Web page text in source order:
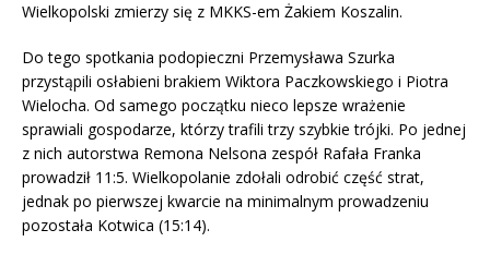
Wielkopolski zmierzy się z MKKS-em Żakiem Koszalin.
Do tego spotkania podopieczni Przemysława Szurka
przystąpili osłabieni brakiem Wiktora Paczkowskiego i Piotra
Wielocha. Od samego początku nieco lepsze wrażenie
sprawiali gospodarze, którzy trafili trzy szybkie trójki. Po jednej
z nich autorstwa Remona Nelsona zespół Rafała Franka
prowadził 11:5. Wielkopolanie zdołali odrobić część strat,
jednak po pierwszej kwarcie na minimalnym prowadzeniu
pozostała Kotwica (15:14).